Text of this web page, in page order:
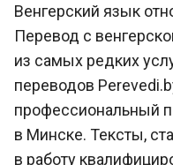
Венгерский язык
Перевод с
из самых редких
переводов
профессиональный
в Минске. Тексты,
в работу